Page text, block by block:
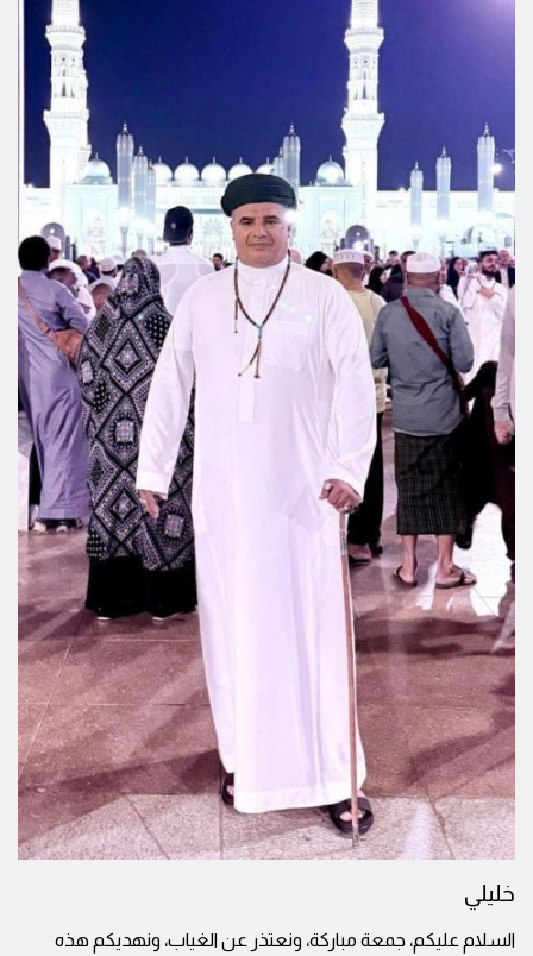
خليلي
السلام عليكم، جمعة مباركة، ونعتذر عن الغياب، ونهديكم هذه